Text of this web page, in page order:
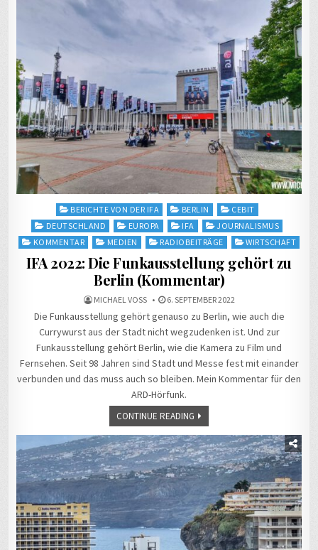
Posted
in
BERICHTE VON DER IFA BERLIN
CEBIT
DEUTSCHLAND
EUROPA IFA
JOURNALISMUS
KOMMENTAR
MEDIEN RADIOBEITRÄGE WIRTSCHAFT
IFA 2022: Die Funkausstellung gehört zu
Berlin (Kommentar)
MICHAEL VOSS 6. SEPTEMBER 2022
Die Funkausstellung gehört genauso zu Berlin, wie auch die
Currywurst aus der Stadt nicht wegzudenken ist. Und zur
Funkausstellung gehört Berlin, wie die Kamera zu Film und
Fernsehen. Seit 98 Jahren sind Stadt und Messe fest mit einander
verbunden und das muss auch so bleiben. Mein Kommentar für den
ARD-Hörfunk.
CONTINUE READING